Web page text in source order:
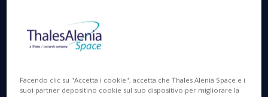
Torino, 31 Maggio 2022
joint venture Thales (67%) e Leonardo (33%), ha
completato le attività a supporto dell’integrazione
Europeo ESM 4 di Orion.
Facendo clic su "Accetta i cookie", accetta che Thales Alenia Space e i
suoi partner depositino cookie sul suo dispositivo per migliorare la